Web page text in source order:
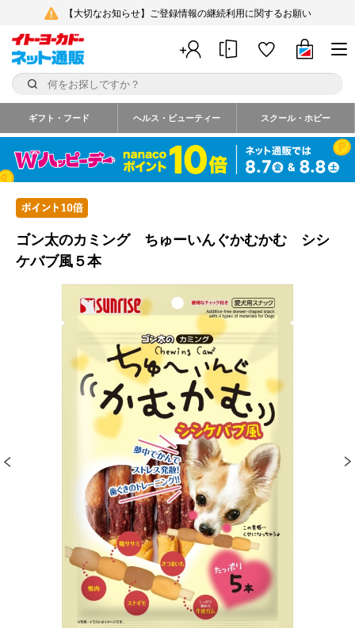
【大切なお知らせ】ご登録情報の継続利用に関するお願い
ギフト・フード ヘルス・ビューティー スクール・ホビー
ゴン太のカミング ちゅーいんぐかむかむ シシ
ケバブ風５本